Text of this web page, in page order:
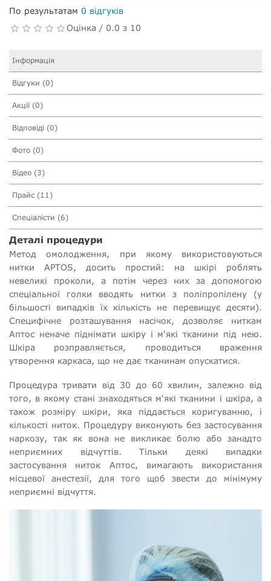
По результатам 0 відгуків
Оцінка / 0.0 з 10
Інформація
Відгуки (0)
Акції (0)
Відповіді (0)
Фото (0)
Відео (3)
Прайс (11)
Спеціалісти (6)
Деталі процедури
Метод омолодження, при якому використовуються
нитки APTOS, досить простий: на шкірі роблять
невеликі проколи, а потім через них за допомогою
спеціальної голки вводять нитки з поліпропілену (у
більшості випадків їх кількість не перевищує десяти).
Специфічне розташування насічок, дозволяє ниткам
Аптос неначе піднімати шкіру і м'які тканини під нею.
Шкіра розправляється, проводиться враження
утворення каркаса, що не дає тканинам опускатися.
Процедура тривати від 30 до 60 хвилин, залежно від
того, в якому стані знаходяться м'які тканини і шкіра, а
також розміру шкіри, яка піддається коригуванню, і
кількості ниток. Процедуру виконують без застосування
наркозу, так як вона не викликає болю або занадто
неприємних відчуттів. Тільки деякі випадки
застосування ниток Аптос, вимагають використання
місцевої анестезії, для того щоб звести до мінімуму
неприємні відчуття.